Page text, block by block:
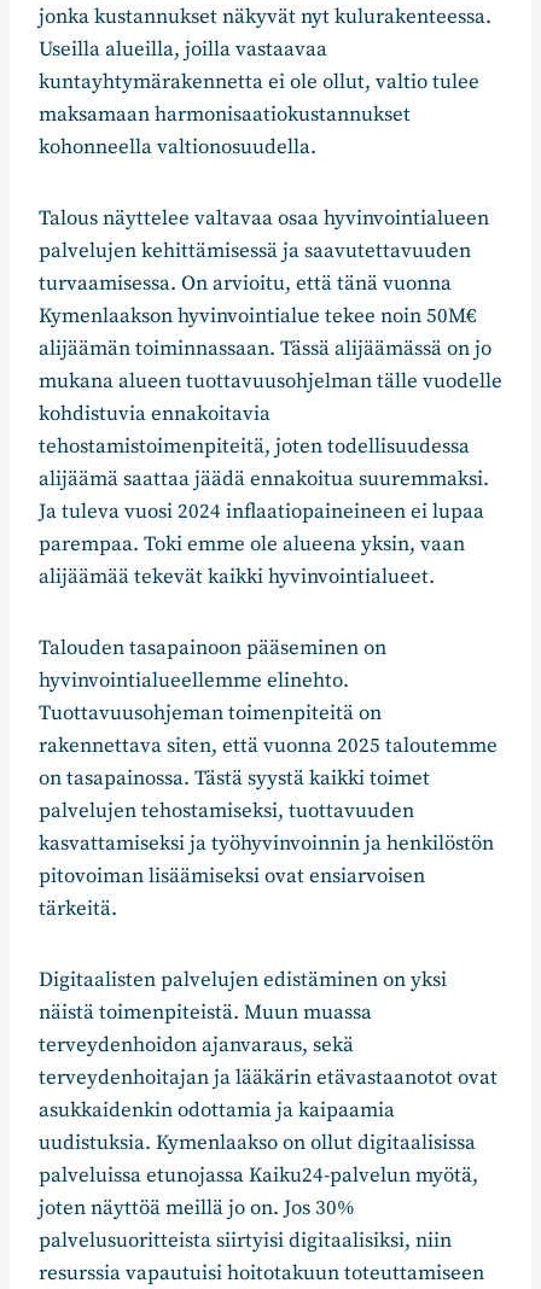
jonka kustannukset näkyvät nyt kulurakenteessa.
Useilla alueilla, joilla vastaavaa
kuntayhtymärakennetta ei ole ollut, valtio tulee
maksamaan harmonisaatiokustannukset
kohonneella valtionosuudella.
Talous näyttelee valtavaa osaa hyvinvointialueen
palvelujen kehittämisessä ja saavutettavuuden
turvaamisessa. On arvioitu, että tänä vuonna
Kymenlaakson hyvinvointialue tekee noin 50M€
alijäämän toiminnassaan. Tässä alijäämässä on jo
mukana alueen tuottavuusohjelman tälle vuodelle
kohdistuvia ennakoitavia
tehostamistoimenpiteitä, joten todellisuudessa
alijäämä saattaa jäädä ennakoitua suuremmaksi.
Ja tuleva vuosi 2024 inflaatiopaineineen ei lupaa
parempaa. Toki emme ole alueena yksin, vaan
alijäämää tekevät kaikki hyvinvointialueet.
Talouden tasapainoon pääseminen on
hyvinvointialueellemme elinehto.
Tuottavuusohjeman toimenpiteitä on
rakennettava siten, että vuonna 2025 taloutemme
on tasapainossa. Tästä syystä kaikki toimet
palvelujen tehostamiseksi, tuottavuuden
kasvattamiseksi ja työhyvinvoinnin ja henkilöstön
pitovoiman lisäämiseksi ovat ensiarvoisen
tärkeitä.
Digitaalisten palvelujen edistäminen on yksi
näistä toimenpiteistä. Muun muassa
terveydenhoidon ajanvaraus, sekä
terveydenhoitajan ja lääkärin etävastaanotot ovat
asukkaidenkin odottamia ja kaipaamia
uudistuksia. Kymenlaakso on ollut digitaalisissa
palveluissa etunojassa Kaiku24-palvelun myötä,
joten näyttöä meillä jo on. Jos 30%
palvelusuoritteista siirtyisi digitaalisiksi, niin
resurssia vapautuisi hoitotakuun toteuttamiseen